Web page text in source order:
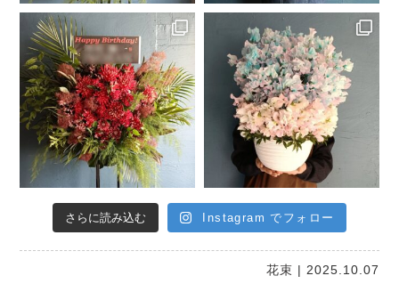
さらに読み込む Instagram でフォロー
花束 | 2025.10.07